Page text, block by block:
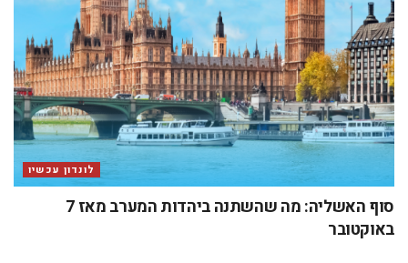
לונדון עכשיו
סוף האשליה: מה שהשתנה ביהדות המערב מאז 7
באוקטובר